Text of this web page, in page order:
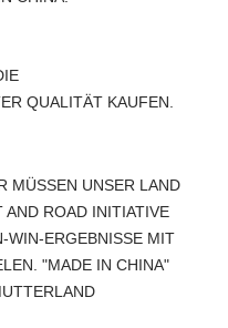
QUALITÄT KAUFEN.
MÜSSEN UNSER LAND
AND ROAD INITIATIVE
WIN-ERGEBNISSE MIT
"MADE IN CHINA"